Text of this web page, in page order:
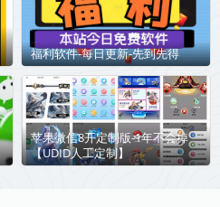
福利软件-每日更新-先到先得
苹果微信8开定制版-1年不会掉
【UDID人工定制】